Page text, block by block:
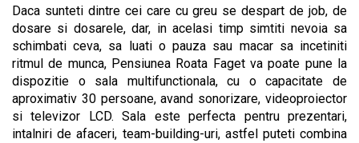
Daca sunteti dintre cei care cu greu se despart de job, de
dosare si dosarele, dar, in acelasi timp simtiti nevoia sa
schimbati ceva, sa luati o pauza sau macar sa incetiniti
ritmul de munca, Pensiunea Roata Faget va poate pune la
dispozitie o sala multifunctionala, cu o capacitate de
aproximativ 30 persoane, avand sonorizare, videoproiector
si televizor LCD. Sala este perfecta pentru prezentari,
intalniri de afaceri, team-building-uri, astfel puteti combina